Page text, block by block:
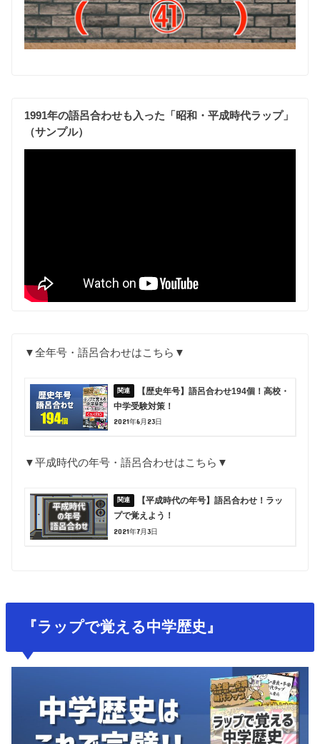
1991年の語呂合わせも入った「昭和・平成時代ラップ」
（サンプル）
▼全年号・語呂合わせはこちら▼
【歴史年号】語呂合わせ194個！高校・
中学受験対策！
2021年6月23日
▼平成時代の年号・語呂合わせはこちら▼
【平成時代の年号】語呂合わせ！ラッ
プで覚えよう！
2021年7月3日
『ラップで覚える中学歴史』